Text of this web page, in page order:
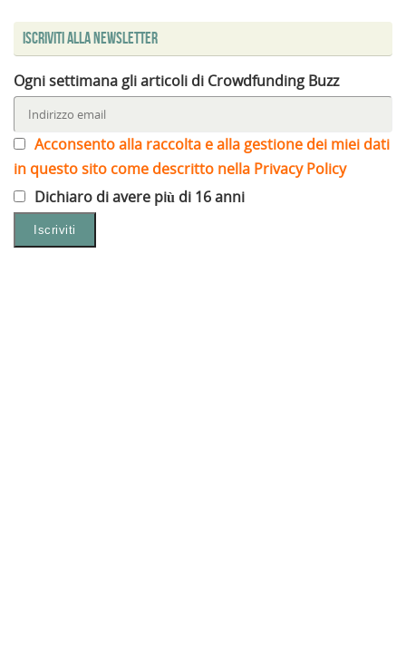
Iscriviti alla Newsletter
Ogni settimana gli articoli di Crowdfunding Buzz
Acconsento alla raccolta e alla gestione dei miei dati
in questo sito come descritto nella Privacy Policy
Dichiaro di avere più di 16 anni